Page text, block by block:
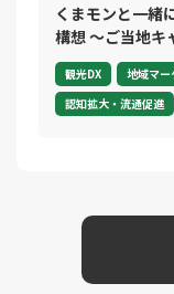
くまモンと一緒
構想 ～ご当地キ
観光DX 地域マー
認知拡大・流通促進